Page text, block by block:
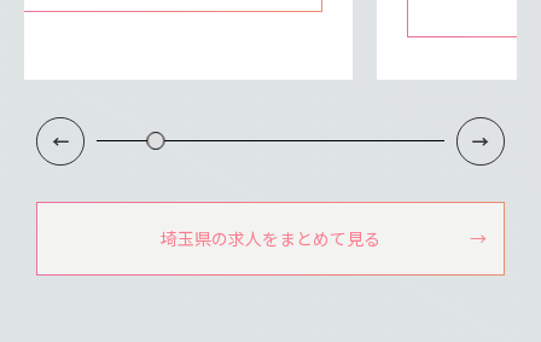
埼玉県の求人をまとめて見る